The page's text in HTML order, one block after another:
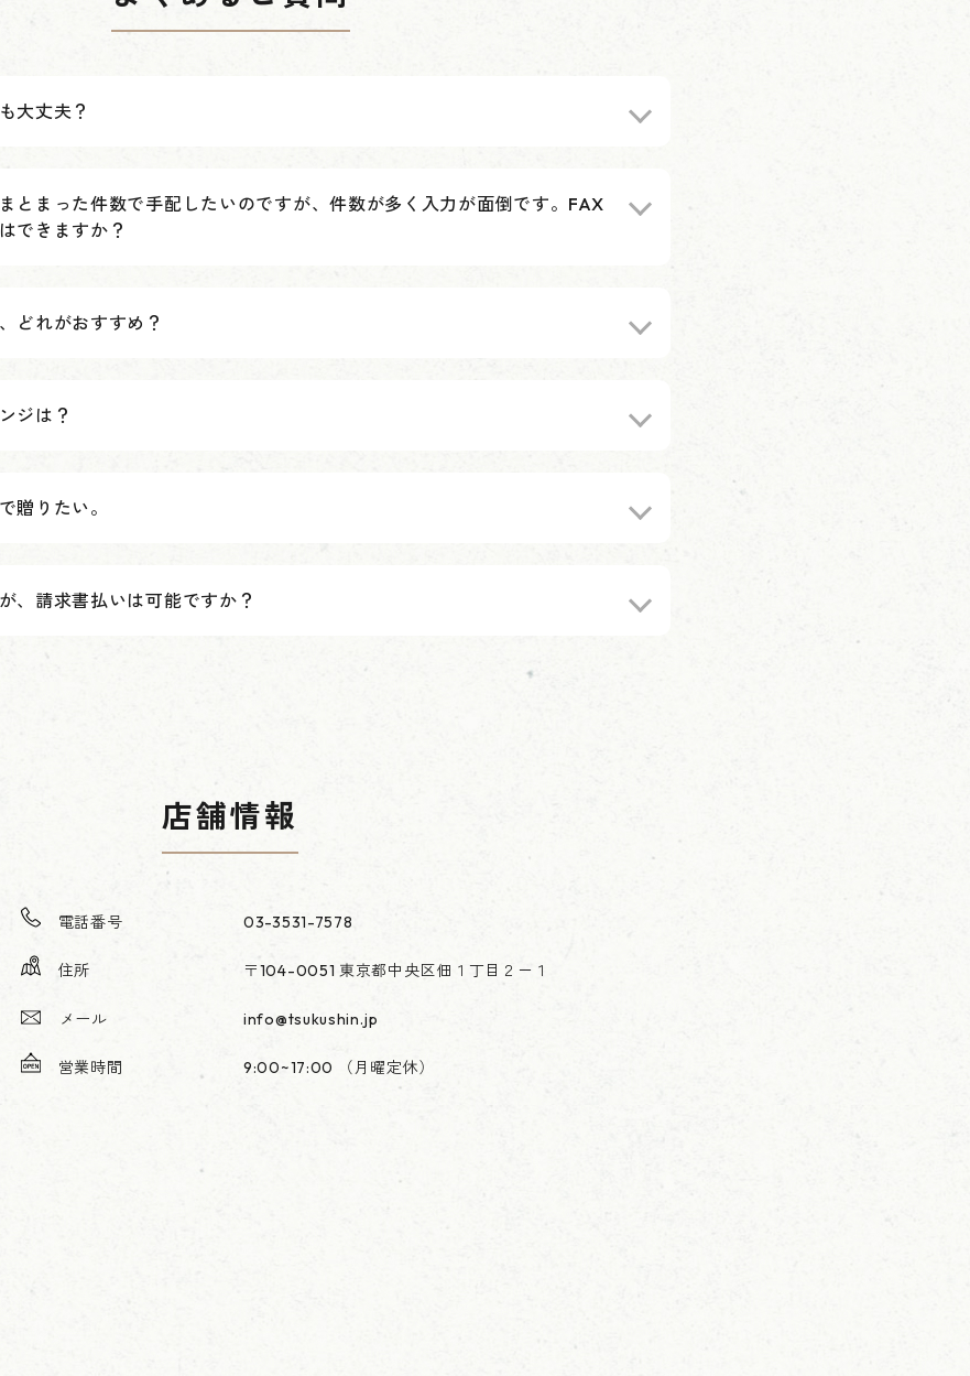
大丈夫？
とまった件数で手配したいのですが、件数が多く入力が面倒です。FAX
できますか？
どれがおすすめ？
ジは？
贈りたい。
、請求書払いは可能ですか？
店舗情報
電話番号 03-3531-7578
住所 〒104-0051 東京都中央区佃１丁目２－１
メール info@tsukushin.jp
営業時間 9:00~17:00 （月曜定休）